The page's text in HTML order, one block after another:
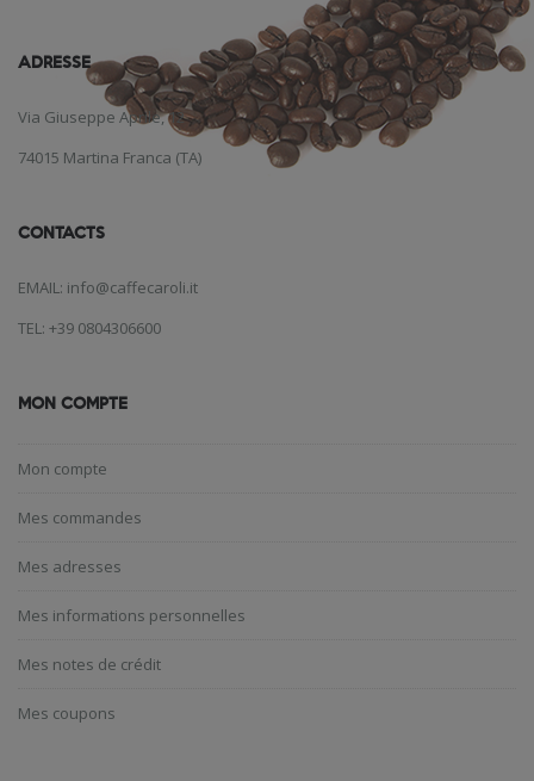
ADRESSE
Via Giuseppe Aprile, 12
74015 Martina Franca (TA)
CONTACTS
EMAIL: info@caffecaroli.it
TEL: +39 0804306600
MON COMPTE
Mon compte
Mes commandes
Mes adresses
Mes informations personnelles
Mes notes de crédit
Mes coupons